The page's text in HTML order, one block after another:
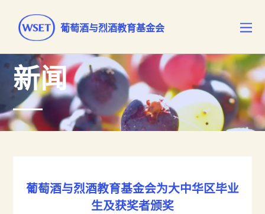
葡萄酒与烈酒教育基金会
新闻
葡萄酒与烈酒教育基金会为大中华区毕业
生及获奖者颁奖